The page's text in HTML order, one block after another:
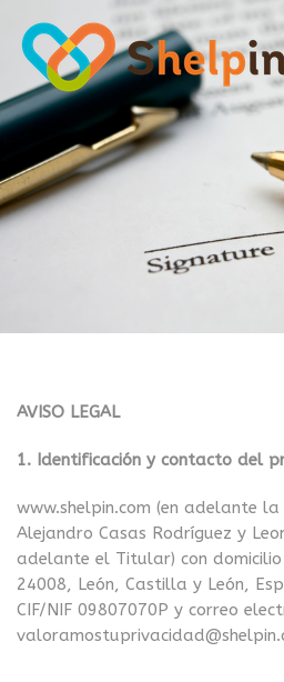
AVISO LEGAL
1. Identificación y contacto del
www.shelpin.com (en adelante
Alejandro Casas Rodríguez y
adelante el Titular) con
24008, León, Castilla y León,
CIF/NIF 09807070P y correo